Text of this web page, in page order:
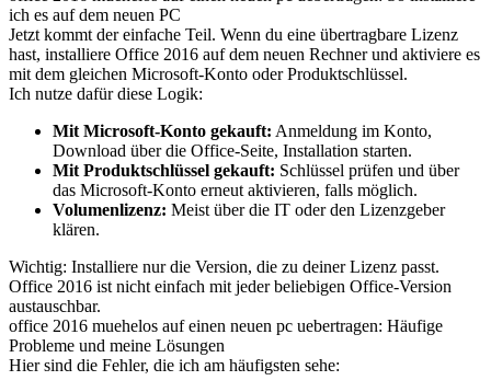
ich es auf dem neuen PC
Jetzt kommt der einfache Teil. Wenn du eine übertragbare Lizenz
hast, installiere Office 2016 auf dem neuen Rechner und aktiviere es
mit dem gleichen Microsoft-Konto oder Produktschlüssel.
Ich nutze dafür diese Logik:
Mit Microsoft-Konto gekauft: Anmeldung im Konto,
Download über die Office-Seite, Installation starten.
Mit Produktschlüssel gekauft: Schlüssel prüfen und über
das Microsoft-Konto erneut aktivieren, falls möglich.
Volumenlizenz: Meist über die IT oder den Lizenzgeber
klären.
Wichtig: Installiere nur die Version, die zu deiner Lizenz passt.
Office 2016 ist nicht einfach mit jeder beliebigen Office-Version
austauschbar.
office 2016 muehelos auf einen neuen pc uebertragen: Häufige
Probleme und meine Lösungen
Hier sind die Fehler, die ich am häufigsten sehe: